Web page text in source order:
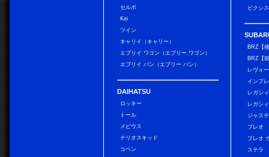
セルボ
Kei
ツイン
キャリイ（キャリー）
エブリイ ワゴン（エブリー ワゴン）
エブリイ バン（エブリー バン）
DAIHATSU
ロッキー
トール
メビウス
テリオスキッド
コペン
ピクシ
BRZ【
BRZ【
レヴォ
インプ
レガシ
レガシ
ジャス
プレオ
プレオ
ステラ